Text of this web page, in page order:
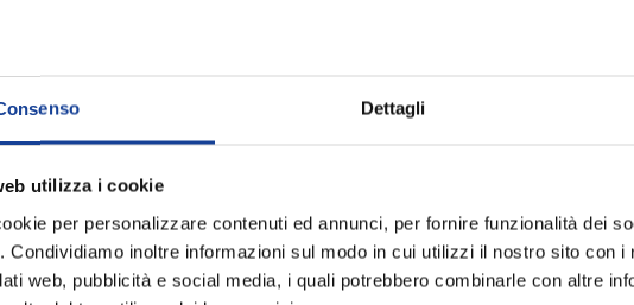
Dettagli
utilizza i cookie
per personalizzare contenuti ed annunci, per fornire funzionalità dei
Condividiamo inoltre informazioni sul modo in cui utilizzi il nostro sito con
web, pubblicità e social media, i quali potrebbero combinarle con altre
per unire comfort e stile in contesti
e linee pulite che valorizzano la
e libertà di movimento
Klein
e sensualità